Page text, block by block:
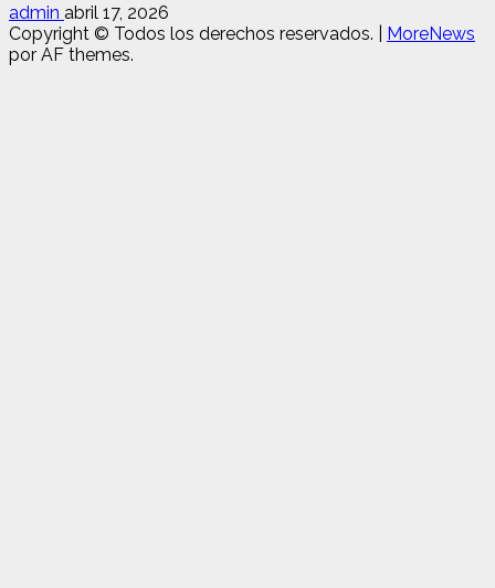
admin abril 17, 2026
Copyright © Todos los derechos reservados.
MoreNews
por AF themes.